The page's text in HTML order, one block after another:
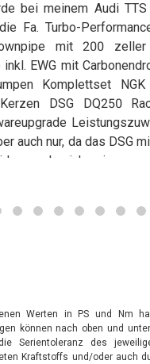
bei meinem Audi
Fa. Turbo-
mit 200
inkl. EWG mit
Komplettset NGK
DSG DQ250
auch nur, da das DSG
merke ich mir nur
möchte ich den
so guten und
um meinen Wagen in
weiter so....
aus
Werten in PS und Nm
können nach oben und
Serientoleranz des
Kraftstoffs und/oder auch